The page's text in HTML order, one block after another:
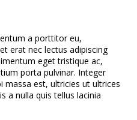
a porttitor eu,
erat nec lectus adipiscing
eget tristique ac,
porta pulvinar. Integer
massa est, ultricies ut ultrices
a nulla quis tellus lacinia